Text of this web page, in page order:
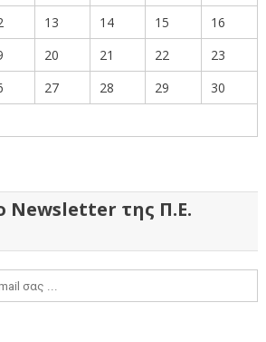
13 14 15
16
20 21 22
23
27 28 29
30
Newsletter της Π.Ε.